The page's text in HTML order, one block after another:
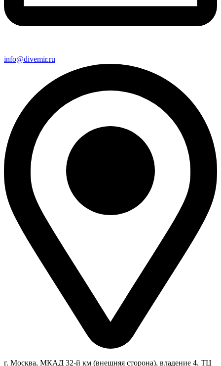
info@divemir.ru
г. Москва, МКАД 32-й км (внешняя сторона), владение 4, ТЦ